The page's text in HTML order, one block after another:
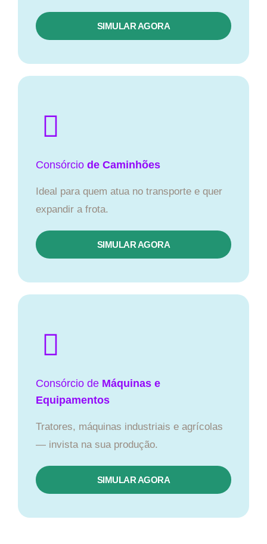
SIMULAR AGORA
Consórcio de Caminhões
Ideal para quem atua no transporte e quer
expandir a frota.
SIMULAR AGORA
Consórcio de Máquinas e
Equipamentos
Tratores, máquinas industriais e agrícolas
— invista na sua produção.
SIMULAR AGORA